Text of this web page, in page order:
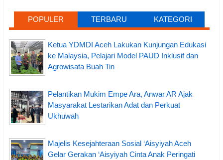
POPULER TERBARU KATEGORI
Ketua YDMDI Aceh Lakukan Kunjungan Edukasi
ke Malaysia, Pelajari Model PAUD Inklusif dan
Agrowisata Buah Tin
Pelantikan Mukim Empe Ara, Anwar AR Ajak
Masyarakat Lestarikan Adat dan Perkuat
Ukhuwah
Majelis Kesejahteraan Sosial ‘Aisyiyah Aceh
Gelar Gerakan ‘Aisyiyah Cinta Anak Peringati